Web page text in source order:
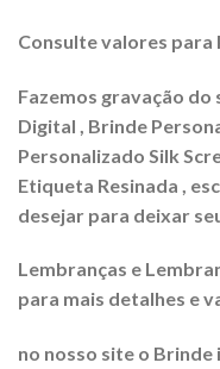
Consulte valores para
Fazemos gravação do
Digital , Brinde
Personalizado Silk
Etiqueta Resinada ,
desejar para deixar
Lembranças e
para mais detalhes e
no nosso site o Brinde